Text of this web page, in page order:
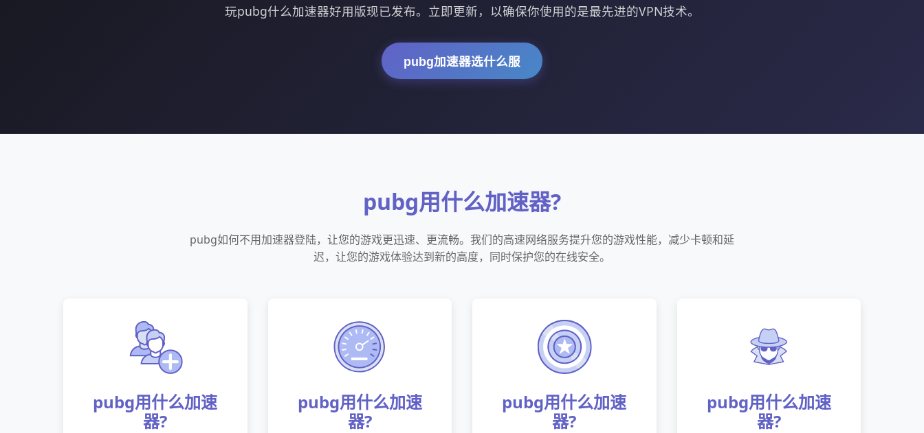
玩pubg什么加速器好用版现已发布。立即更新，以确保你使用的是最先进的VPN技术。
pubg加速器选什么服
pubg用什么加速器?
pubg如何不用加速器登陆，让您的游戏更迅速、更流畅。我们的高速网络服务提升您的游戏性能，减少卡顿和延
迟，让您的游戏体验达到新的高度，同时保护您的在线安全。
pubg用什么加速
器?
pubg用什么加速
器?
pubg用什么加速
器?
pubg用什么加速
器?